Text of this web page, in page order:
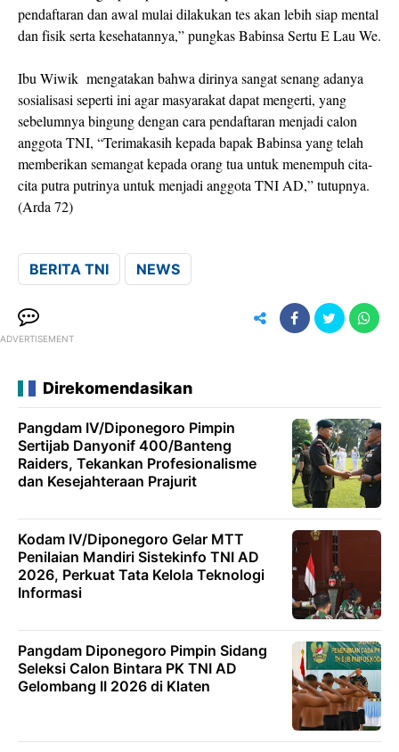
pendaftaran dan awal mulai dilakukan tes akan lebih siap mental
dan fisik serta kesehatannya,” pungkas Babinsa Sertu E Lau We.
Ibu Wiwik mengatakan bahwa dirinya sangat senang adanya
sosialisasi seperti ini agar masyarakat dapat mengerti, yang
sebelumnya bingung dengan cara pendaftaran menjadi calon
anggota TNI, “Terimakasih kepada bapak Babinsa yang telah
memberikan semangat kepada orang tua untuk menempuh cita-
cita putra putrinya untuk menjadi anggota TNI AD,” tutupnya.
(Arda 72)
BERITA TNI NEWS
ADVERTISEMENT
Direkomendasikan
Pangdam IV/Diponegoro Pimpin
Sertijab Danyonif 400/Banteng
Raiders, Tekankan Profesionalisme
dan Kesejahteraan Prajurit
Kodam IV/Diponegoro Gelar MTT
Penilaian Mandiri Sistekinfo TNI AD
2026, Perkuat Tata Kelola Teknologi
Informasi
Pangdam Diponegoro Pimpin Sidang
Seleksi Calon Bintara PK TNI AD
Gelombang II 2026 di Klaten